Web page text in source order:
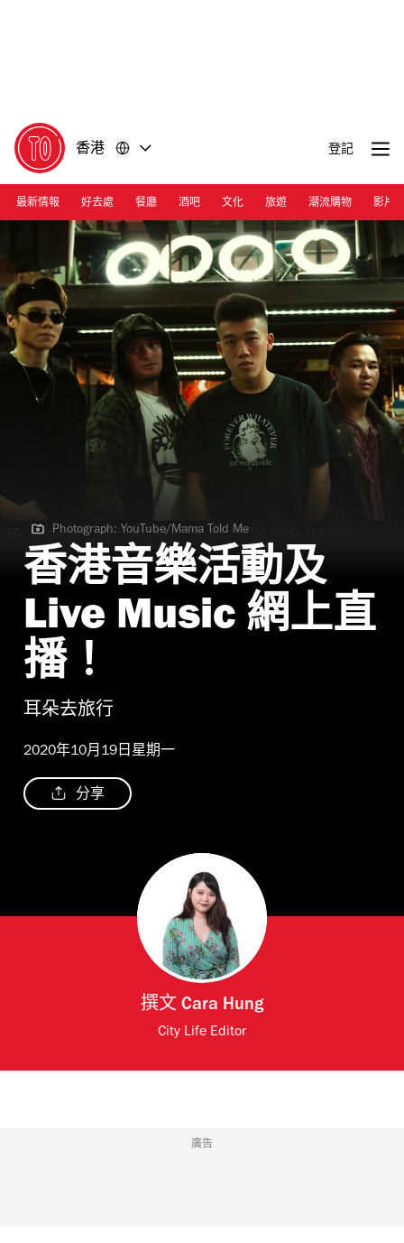
香港 登記
最新情報 好去處 餐廳 酒吧 文化 旅遊 潮流購物 影片
Photograph: YouTube/Mama Told Me | MTM 2020: The Real
Hong Kong Cyphers Sesson 1
Photograph: YouTube/Mama Told Me
香港音樂活動及
Live Music 網上直
播！
耳朵去旅行
2020年10月19日星期一
分享
撰文 Cara Hung
City Life Editor
廣告